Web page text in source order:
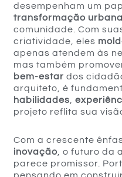
desempenham um
transformação urbana
comunidade. Com
criatividade, eles
apenas atendem às
mas também
bem-estar dos
arquiteto, é
habilidades ,
projeto reflita sua
Com a crescente
inovação , o futuro da
parece promissor.